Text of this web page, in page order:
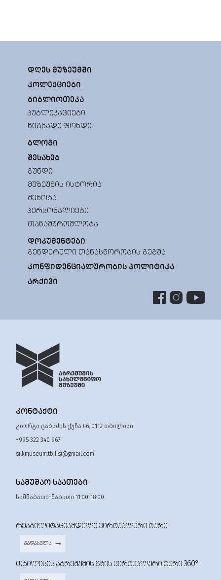
ᲓᲦᲔᲡ ᲛᲣᲖᲔᲣᲛᲨᲘ
ᲙᲝᲚᲔᲥᲪᲘᲔᲑᲘ
ᲑᲘᲑᲚᲘᲝᲗᲔᲙᲐ
ᲞᲣᲑᲚᲘᲙᲐᲪᲘᲔᲑᲘ
ᲬᲘᲒᲜᲐᲓᲘ ᲤᲝᲜᲓᲘ
ᲑᲚᲝᲒᲘ
ᲨᲔᲡᲐᲮᲔᲑ
ᲒᲣᲜᲓᲘ
ᲛᲣᲖᲔᲣᲛᲘᲡ ᲘᲡᲢᲝᲠᲘᲐ
ᲨᲔᲜᲝᲑᲐ
ᲞᲔᲠᲡᲝᲜᲐᲚᲘᲔᲑᲘ
ᲗᲐᲜᲐᲛᲨᲠᲝᲛᲚᲝᲑᲐ
ᲓᲝᲙᲣᲛᲔᲜᲢᲔᲑᲘ
ᲒᲔᲜᲓᲔᲠᲣᲚᲘ ᲗᲐᲜᲐᲡᲬᲝᲠᲝᲑᲘᲡ ᲒᲔᲒᲛᲐ
ᲙᲝᲜᲤᲘᲓᲔᲜᲪᲘᲐᲚᲣᲠᲝᲑᲘᲡ ᲞᲝᲚᲘᲢᲘᲙᲐ
ᲐᲠᲥᲘᲕᲘ
ᲙᲝᲜᲢᲐᲥᲢᲘ
გიორგი ცაბაძის ქუჩა #6, 0112 თბილისი
+995 322 340 967
silkmuseum.tbilisi@gmail.com
ᲡᲐᲛᲣᲨᲐᲝ ᲡᲐᲐᲗᲔᲑᲘ
სამშაბათი-შაბათი 11:00-18:00
ᲠᲔᲐᲑᲘᲚᲘᲢᲐᲪᲘᲐᲛᲓᲔᲚᲘ ᲕᲘᲠᲢᲣᲐᲚᲣᲠᲘ ᲢᲣᲠᲘ
ᲒᲐᲓᲐᲡᲕᲚᲐ
ᲗᲑᲘᲚᲘᲡᲘᲡ ᲐᲑᲠᲔᲨᲣᲛᲘᲡ ᲒᲖᲘᲡ ᲕᲘᲠᲢᲣᲐᲚᲣᲠᲘ ᲢᲣᲠᲘ 360°